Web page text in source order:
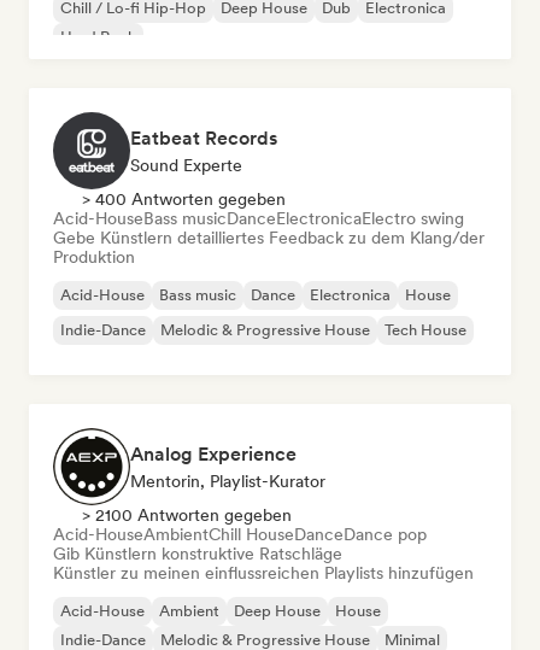
Chill / Lo-fi Hip-Hop Deep House Dub
Electronica
Hard Rock
Eatbeat Records
Sound Experte
> 400 Antworten gegeben
Acid-HouseBass musicDanceElectronicaElectro swing
Gebe Künstlern detailliertes Feedback zu dem Klang/der
Produktion
Acid-House Bass music Dance Electronica
House
Indie-Dance
Melodic & Progressive House Tech House
Analog Experience
Mentorin, Playlist-Kurator
> 2100 Antworten gegeben
Acid-HouseAmbientChill HouseDanceDance pop
Gib Künstlern konstruktive Ratschläge
Künstler zu meinen einflussreichen Playlists hinzufügen
Acid-House Ambient Deep House
House
Indie-Dance
Melodic & Progressive House
Minimal